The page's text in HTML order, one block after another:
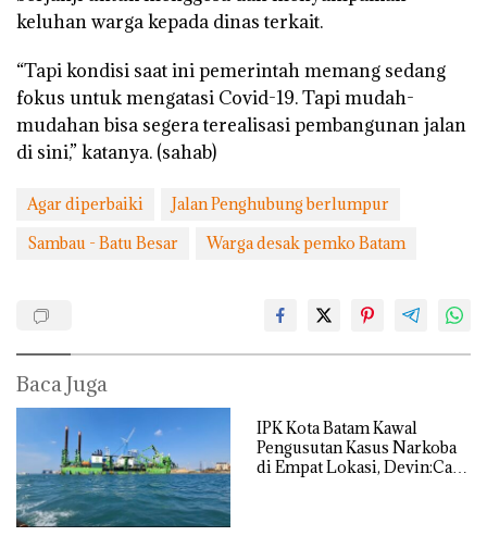
keluhan warga kepada dinas terkait.
“Tapi kondisi saat ini pemerintah memang sedang
fokus untuk mengatasi Covid-19. Tapi mudah-
mudahan bisa segera terealisasi pembangunan jalan
di sini,” katanya. (sahab)
Agar diperbaiki
Jalan Penghubung berlumpur
Sambau - Batu Besar
Warga desak pemko Batam
Baca Juga
IPK Kota Batam Kawal
Pengusutan Kasus Narkoba
di Empat Lokasi, Devin:Cari